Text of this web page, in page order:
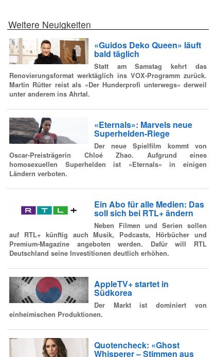
Weitere Neuigkeiten
«Guidos Deko Queen» läuft
bald täglich
Statt am Samstag kehrt das
Renovierungsformat werktäglich ins VOX-Programm zurück.
Martin Rütter reist als «Der Hunderprofi unterwegs» derweil
unter anderem ins Ahrtal.
«Eternals»: Marvels neue
Superhelden-Riege
Der neue Spielfilm kommt von
Oscar-Preisträgerin Chloé Zhao. Aufgrund eines
homosexuellen Superhelden ist «Eternals» in einigen
Ländern verboten.
Ein Abo für alle Medien: Das
soll sich bei RTL+ ändern
Neben Filmen und Serien sollen
auf RTL+ künftig auch Musik, Podcasts, Hörbücher und
Premium-Magazine angeboten werden. Dafür will RTL
Deutschland seine Investitionen deutlich erhöhen.
AppleTV+ startet in
Südkorea
Der Markt ist dominiert von
einheimischen Produktionen.
Quotencheck: «Ghost
Whisperer – Stimmen aus